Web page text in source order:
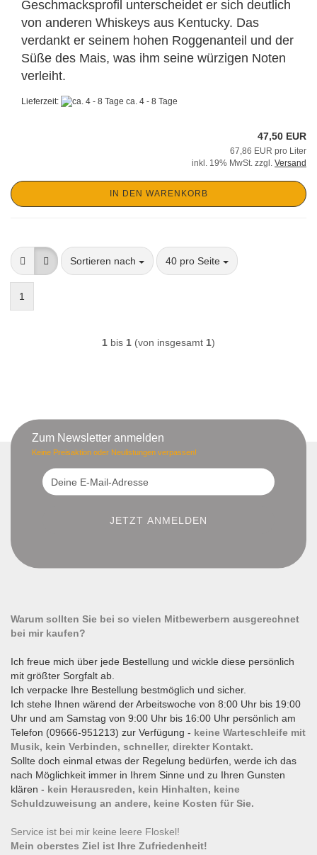
Geschmacksprofil unterscheidet er sich deutlich
von anderen Whiskeys aus Kentucky. Das
verdankt er seinem hohen Roggenanteil und der
Süße des Mais, was ihm seine würzigen Noten
verleiht.
Lieferzeit: ca. 4 - 8 Tage
47,50 EUR
67,86 EUR pro Liter
inkl. 19% MwSt. zzgl. Versand
IN DEN WARENKORB
Sortieren nach
Sortieren nach 40 pro Seite
pro Seite
1
1 bis 1 (von insgesamt 1)
Zum Newsletter anmelden
Keine Preisaktion oder Neulistungen verpassen!
Warum sollten Sie bei so vielen Mitbewerbern ausgerechnet
bei mir kaufen?
Ich freue mich über jede Bestellung und wickle diese persönlich
mit größter Sorgfalt ab.
Ich verpacke Ihre Bestellung bestmöglich und sicher.
Ich stehe Ihnen wärend der Arbeitswoche von 8:00 Uhr bis 19:00
Uhr und am Samstag von 9:00 Uhr bis 16:00 Uhr persönlich am
Telefon (09666-951213) zur Verfügung - keine Warteschleife mit
Musik, kein Verbinden, schneller, direkter Kontakt.
Sollte doch einmal etwas der Regelung bedürfen, werde ich das
nach Möglichkeit immer in Ihrem Sinne und zu Ihren Gunsten
klären - kein Herausreden, kein Hinhalten, keine
Schuldzuweisung an andere, keine Kosten für Sie.
Service ist bei mir keine leere Floskel!
Mein oberstes Ziel ist Ihre Zufriedenheit!